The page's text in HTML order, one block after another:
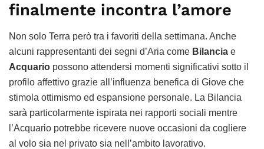
finalmente incontra l’amore
Non solo Terra però tra i favoriti della settimana. Anche
alcuni rappresentanti dei segni d’Aria come Bilancia e
Acquario possono attendersi momenti significativi sotto il
profilo affettivo grazie all’influenza benefica di Giove che
stimola ottimismo ed espansione personale. La Bilancia
sarà particolarmente ispirata nei rapporti sociali mentre
l’Acquario potrebbe ricevere nuove occasioni da cogliere
al volo sia nel privato sia nell’ambito lavorativo.